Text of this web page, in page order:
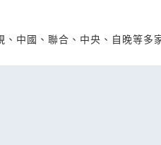
中國、聯合、中央、自晚等多